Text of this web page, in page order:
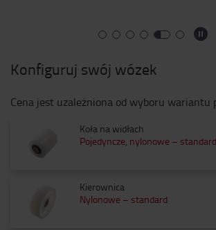
Konfiguruj swój wózek
Cena jest uzależniona od wyboru wariantu
Koła na widłach
Pojedyncze, nylonowe – standard
Kierownica
Nylonowe – standard